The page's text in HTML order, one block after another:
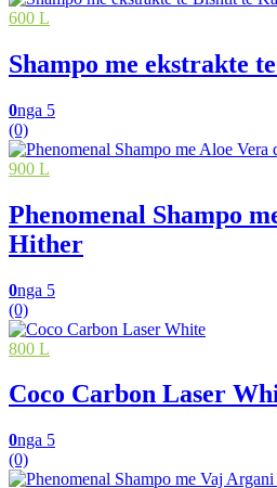
600 L
Shampo me ekstrakte
0nga 5
(0)
900 L
Phenomenal Shampo
Hither
0nga 5
(0)
800 L
Coco Carbon Laser
0nga 5
(0)